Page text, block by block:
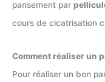
pansement par
cours de cicatrisation
Comment réaliser un
Pour réaliser un bon